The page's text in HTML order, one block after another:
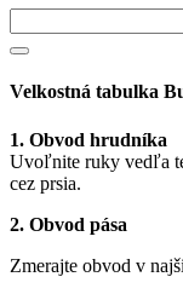
Velkostná tabulka
1. Obvod hrudníka
Uvoľnite ruky vedľa
cez prsia.
2. Obvod pása
Zmerajte obvod v